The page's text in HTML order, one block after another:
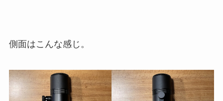
側面はこんな感じ。